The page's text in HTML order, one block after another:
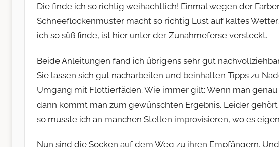
Die finde ich so richtig weihachtlich! Einmal wegen der
Schneeflockenmuster macht so richtig Lust auf kaltes
ich so süß finde, ist hier unter der Zunahmeferse versteckt.
Beide Anleitungen fand ich übrigens sehr gut
Sie lassen sich gut nacharbeiten und beinhalten Tipps zu
Umgang mit Flottierfäden. Wie immer gilt: Wenn man
dann kommt man zum gewünschten Ergebnis. Leider
so musste ich an manchen Stellen improvisieren, wo es
Nun sind die Socken auf dem Weg zu ihren Empfängern.